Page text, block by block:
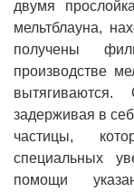
двумя
мельтблауна,
получены
производстве
задерживая в
частицы,
специальных
помощи